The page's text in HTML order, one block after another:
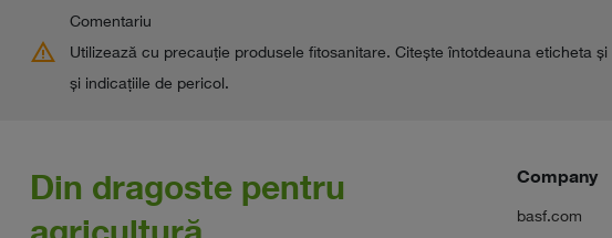
warning
Comentariu
Utilizează cu precauţie produsele fitosanitare. Citește întotdeauna eticheta
şi indicaţiile de pericol.
Din dragoste pentru
Company
basf.com